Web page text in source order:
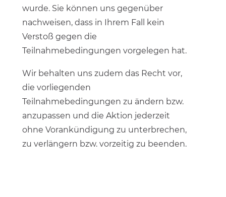
wurde. Sie können uns gegenüber
nachweisen, dass in Ihrem Fall kein
Verstoß gegen die
Teilnahmebedingungen vorgelegen hat.
Wir behalten uns zudem das Recht vor,
die vorliegenden
Teilnahmebedingungen zu ändern bzw.
anzupassen und die Aktion jederzeit
ohne Vorankündigung zu unterbrechen,
zu verlängern bzw. vorzeitig zu beenden.